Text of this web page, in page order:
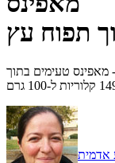
תפוח עץ
מאפינס טעימים בתוך
אדמית